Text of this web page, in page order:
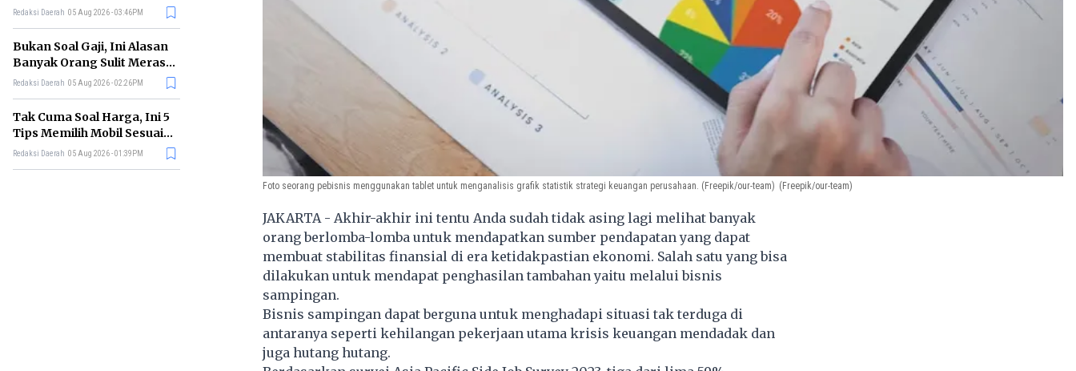
Sebaiknya Dikurangi
Redaksi Daerah 05 Aug 2026 - 03:46PM
Bukan Soal Gaji, Ini Alasan
Banyak Orang Sulit Merasa
Cukup
Redaksi Daerah 05 Aug 2026 - 02:26PM
Tak Cuma Soal Harga, Ini 5
Tips Memilih Mobil Sesuai
Kebutuhan
Redaksi Daerah 05 Aug 2026 - 01:39PM
Foto seorang pebisnis menggunakan tablet untuk menganalisis grafik statistik strategi keuangan perusahaan. (Freepik/our-team) (Freepik/our-team)
JAKARTA - Akhir-akhir ini tentu Anda sudah tidak asing lagi melihat banyak
orang berlomba-lomba untuk mendapatkan sumber pendapatan yang dapat
membuat stabilitas finansial di era ketidakpastian ekonomi. Salah satu yang bisa
dilakukan untuk mendapat penghasilan tambahan yaitu melalui bisnis
sampingan.
Bisnis sampingan dapat berguna untuk menghadapi situasi tak terduga di
antaranya seperti kehilangan pekerjaan utama krisis keuangan mendadak dan
juga hutang hutang.